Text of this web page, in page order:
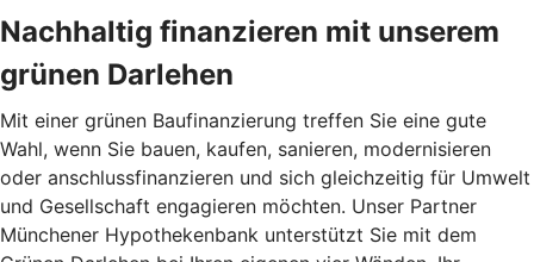
Nachhaltig finanzieren mit unserem
grünen Darlehen
Mit einer grünen Baufinanzierung treffen Sie eine gute
Wahl, wenn Sie bauen, kaufen, sanieren, modernisieren
oder anschlussfinanzieren und sich gleichzeitig für Umwelt
und Gesellschaft engagieren möchten. Unser Partner
Münchener Hypothekenbank unterstützt Sie mit dem